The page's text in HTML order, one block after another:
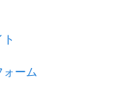
ォーム